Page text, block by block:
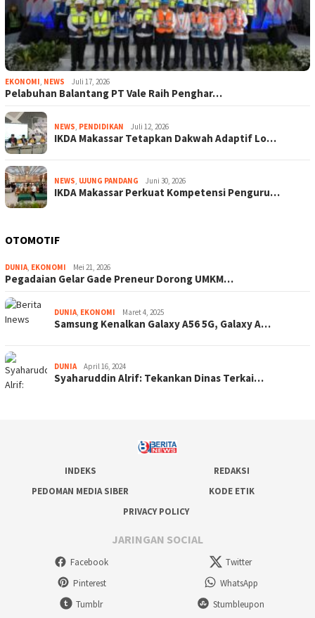
EKONOMI, NEWS Juli 17, 2026
Pelabuhan Balantang PT Vale Raih Penghar…
NEWS, PENDIDIKAN Juli 12, 2026
IKDA Makassar Tetapkan Dakwah Adaptif Lo…
NEWS, UJUNG PANDANG Juni 30, 2026
IKDA Makassar Perkuat Kompetensi Penguru…
OTOMOTIF
DUNIA, EKONOMI Mei 21, 2026
Pegadaian Gelar Gade Preneur Dorong UMKM…
DUNIA, EKONOMI Maret 4, 2025
Samsung Kenalkan Galaxy A56 5G, Galaxy A…
DUNIA April 16, 2024
Syaharuddin Alrif: Tekankan Dinas Terkai…
INDEKS
REDAKSI
PEDOMAN MEDIA SIBER
KODE ETIK
PRIVACY POLICY
JARINGAN SOCIAL
Facebook
Twitter
Pinterest
WhatsApp
Tumblr
Stumbleupon